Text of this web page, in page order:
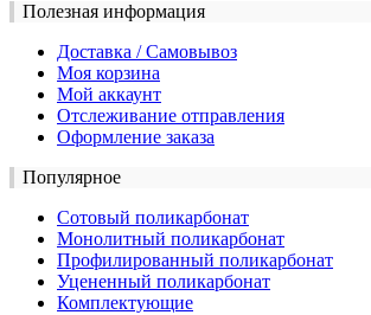
Полезная информация
Доставка / Самовывоз
Моя корзина
Мой аккаунт
Отслеживание отправления
Оформление заказа
Популярное
Сотовый поликарбонат
Монолитный поликарбонат
Профилированный поликарбонат
Уцененный поликарбонат
Комплектующие